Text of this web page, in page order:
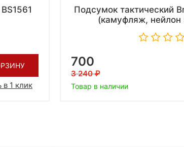
в 1 клик
Подсумок тактический
(камуфляж, нейлон
700
3 240
Товар в наличии